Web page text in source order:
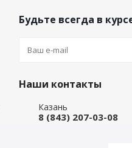
Будьте всегда в
Наши контакты
Казань
8 (843) 207-03-08